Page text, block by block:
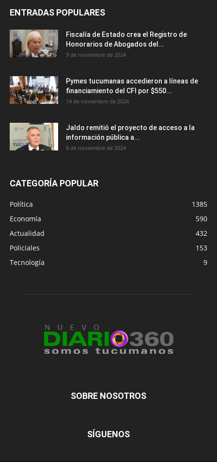
ENTRADAS POPULARES
Fiscalía de Estado crea el Registro de
Honorarios de Abogados del...
9 de noviembre de 2024
Pymes tucumanas accedieron a líneas de
financiamiento del CFI por $550...
14 de noviembre de 2024
Jaldo remitió el proyecto de acceso a la
información pública a...
8 de noviembre de 2024
CATEGORÍA POPULAR
Política
1385
Economía
590
Actualidad
432
Policiales
153
Tecnología
9
SOBRE NOSOTROS
SÍGUENOS